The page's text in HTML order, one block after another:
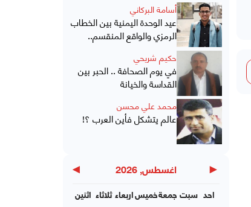
أسامة البركاني
عيد الوحدة اليمنية بين الخطاب
الرمزي والواقع المنقسم..
حكيم شريحي
في يوم الصحافة .. الحبر بين
القداسة والخيانة
محمد علي محسن
عالم يتشكل فأين العرب ؟!
◀ اغسطس, 2026 ▶
اثنين ثلاثاء اربعاءخميسجمعة سبت احد